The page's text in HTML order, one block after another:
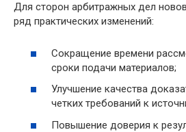
Для сторон арбитражных дел
ряд практических изменений:
Сокращение времени
сроки подачи материалов;
Улучшение качества
четких требований к
Повышение доверия к